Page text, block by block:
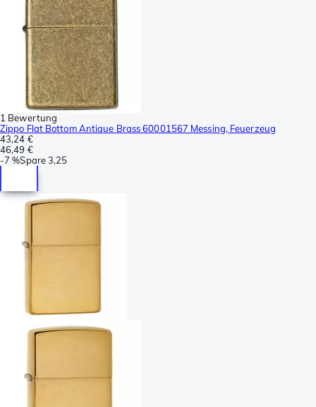
1 Bewertung
Zippo Flat Bottom Antique Brass 60001567 Messing, Feuerzeug
43,24 €
46,49 €
-7 %Spare3,25